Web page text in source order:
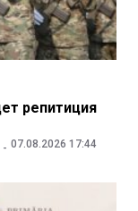
репитиция
07.08.2026 17:44